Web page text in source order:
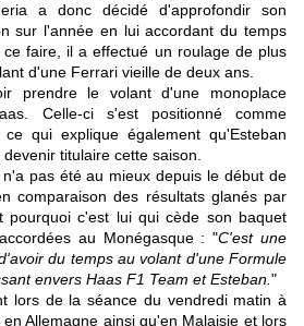
a donc décidé d'approfondir son
sur l'année en lui accordant du temps
faire, il a effectué un roulage de plus
d'une Ferrari vieille de deux ans.
prendre le volant d'une monoplace
Celle-ci s'est positionné comme
qui explique également qu'Esteban
titulaire cette saison.
pas été au mieux depuis le début de
comparaison des résultats glanés par
pourquoi c'est lui qui cède son baquet
au Monégasque : "C'est une
du temps au volant d'une Formule
envers Haas F1 Team et Esteban. "
lors de la séance du vendredi matin à
Allemagne ainsi qu'en Malaisie et lors